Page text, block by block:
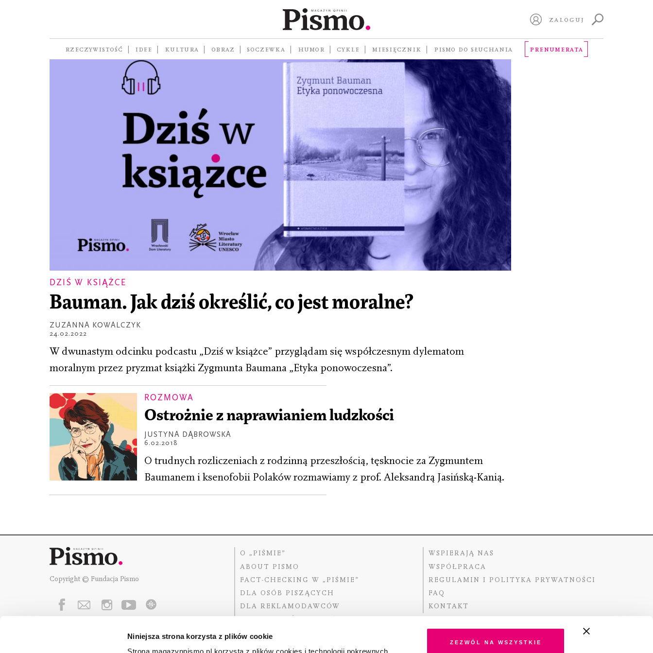
Niniejsza strona korzysta z plików cookie
Zezwól na wszystkie
ZALOGUJ
RZECZYWISTOŚĆ IDEE KULTURA OBRAZ SOCZEWKA HUMOR CYKLE MIESIĘCZNIK PISMO DO SŁUCHANIA PRENUMERATA
DZIŚ W KSIĄŻCE
Bauman. Jak dziś określić, co jest moralne?
ZUZANNA KOWALCZYK
24.02.2022
W dwunastym odcinku podcastu „Dziś w książce” przyglądam się współczesnym dylematom
moralnym przez pryzmat książki Zygmunta Baumana „Etyka ponowoczesna”.
ROZMOWA
Ostrożnie z naprawianiem ludzkości
JUSTYNA DĄBROWSKA
6.02.2018
O trudnych rozliczeniach z rodzinną przeszłością, tęsknocie za Zygmuntem
Baumanem i ksenofobii Polaków rozmawiamy z prof. Aleksandrą Jasińską-Kanią.
Copyright © Fundacja Pismo
O „PIŚMIE”
ABOUT PISMO
FACT-CHECKING W „PIŚMIE”
DLA OSÓB PISZĄCYCH
DLA REKLAMODAWCÓW
WSPIERAJĄ NAS
WSPÓŁPRACA
REGULAMIN I POLITYKA PRYWATNOŚCI
FAQ
KONTAKT
Fundację Pismowspierają: